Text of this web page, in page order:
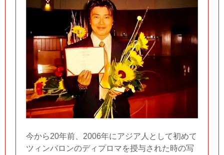
今から20年前、2006年にアジア人として初めて
ツィンバロンのディプロマを授与された時の写